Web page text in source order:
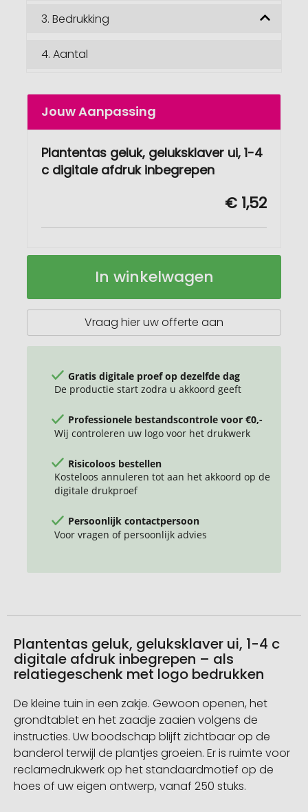
3. Bedrukking
4. Aantal
Jouw Aanpassing
Plantentas geluk, geluksklaver ui, 1-4
c digitale afdruk inbegrepen
€ 1,52
Plantentas
Op
In winkelwagen
Vraag hier uw offerte aan
Gratis digitale proef op dezelfde dag
De productie start zodra u akkoord geeft
Professionele bestandscontrole voor €0,-
Wij controleren uw logo voor het drukwerk
Risicoloos bestellen
Kosteloos annuleren tot aan het akkoord op de
digitale drukproef
Persoonlijk contactpersoon
Voor vragen of persoonlijk advies
Plantentas geluk, geluksklaver ui, 1-4 c
digitale afdruk inbegrepen – als
relatiegeschenk met logo bedrukken
De kleine tuin in een zakje. Gewoon openen, het
grondtablet en het zaadje zaaien volgens de
instructies. Uw boodschap blijft zichtbaar op de
banderol terwijl de plantjes groeien. Er is ruimte voor
reclamedrukwerk op het standaardmotief op de
hoes of uw eigen ontwerp, vanaf 250 stuks.